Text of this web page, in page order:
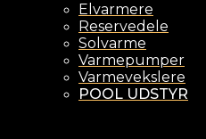
Elvarmere
Reservedele
Solvarme
Varmepumper
Varmevekslere
POOL UDSTYR